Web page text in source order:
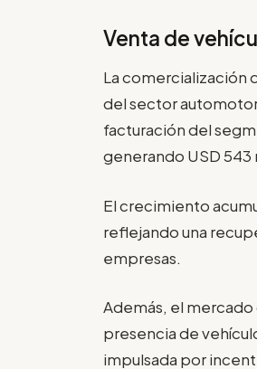
Venta de
La comercialización
del sector
facturación del
generando USD 543
El crecimiento
reflejando una
empresas.
Además, el
presencia de
impulsada por